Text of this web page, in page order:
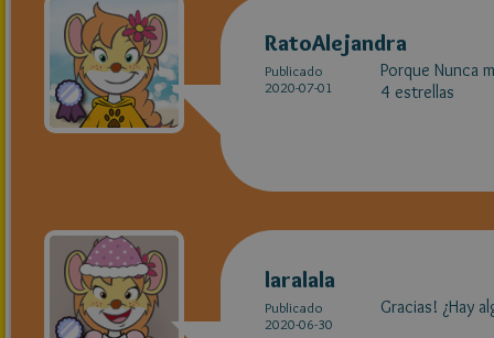
RatoAlejandra
Publicado
2020-07-01
Porque Nunca
4 estrellas
laralala
Publicado
2020-06-30
Gracias! ¿Hay